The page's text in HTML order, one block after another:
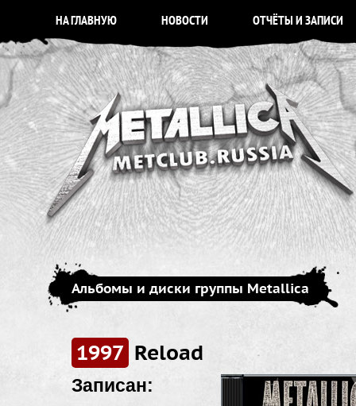
НА ГЛАВНУЮ НОВОСТИ ОТЧЁТЫ И ЗАПИСИ
Альбомы и диски группы Metallica
1997 Reload
Записан: